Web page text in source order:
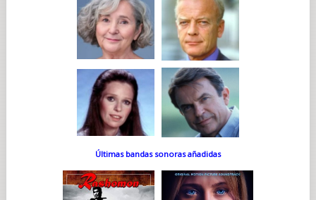
Últimas bandas sonoras añadidas